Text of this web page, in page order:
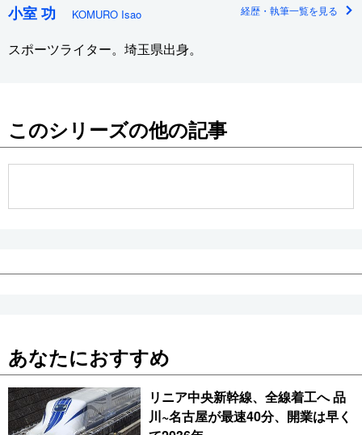
小室 功 KOMURO Isao 経歴・執筆一覧を見る
スポーツライター。埼玉県出身。
このシリーズの他の記事
あなたにおすすめ
リニア中央新幹線、全線着工へ 品
川~名古屋が最速40分、開業は早く